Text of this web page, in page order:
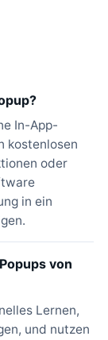
In-App-
kostenlosen
oder
in ein
von
Lernen,
und nutzen